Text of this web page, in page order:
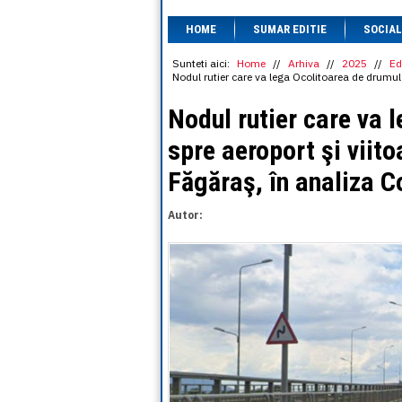
HOME SUMAR EDITIE SOCIAL
Sunteti aici: Home // Arhiva // 2025 //
Nodul rutier care va lega Ocolitoarea de
Nodul rutier care va
spre aeroport şi
Făgăraş, în analiza
Autor: